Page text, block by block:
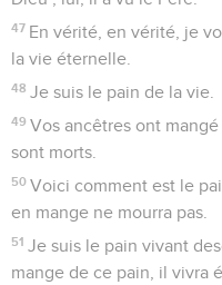
47 En vérité, en vérité, je
la vie éternelle.
48 Je suis le pain de la vie.
49 Vos ancêtres ont
sont morts.
50 Voici comment est le
en mange ne mourra pas.
51 Je suis le pain vivant
mange de ce pain, il vivra